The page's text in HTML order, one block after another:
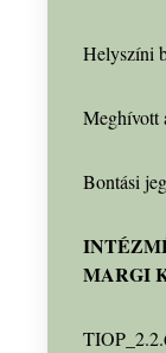
Helyszíni
Meghívott
Bontási
MARGI